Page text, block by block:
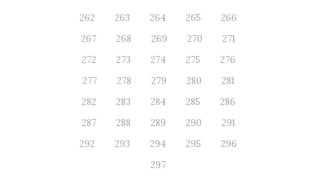
262
263 264 265
266
267
268 269 270
271
272
273 274 275
276
277
278 279 280
281
282
283 284 285
286
287
288 289 290
291
292
293 294 295
296
297